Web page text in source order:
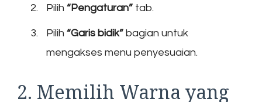
Pilih “Pengaturan” tab.
Pilih “Garis bidik” bagian untuk
mengakses menu penyesuaian.
2. Memilih Warna yang